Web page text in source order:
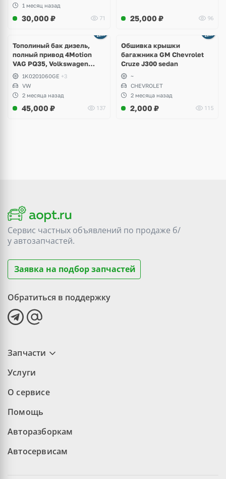
1 месяц назад
30,000 ₽ 71 25,000 ₽ 96
Тополиный бак дизель,
полный привод 4Motion
VAG PQ35, Volkswagen
Scirocco, Golf V, VI, Skoda
Yeti, Octavia A5, Superb,
Audi A3, Seat Altea
1K0201060GE +3
VW
2 месяца назад
45,000 ₽ 137
Обшивка крышки
багажника GM Chevrolet
Cruze J300 sedan
~
CHEVROLET
2 месяца назад
2,000 ₽ 115
Сервис частных объявлений по продаже б/
уавтозапчастей.
Заявка на подбор запчастей
Обратиться в поддержку
Запчасти
Услуги
О сервисе
Помощь
Авторазборкам
Автосервисам